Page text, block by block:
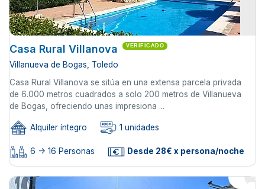
Casa Rural Villanova VERIFICADO
Villanueva de Bogas, Toledo
Casa Rural Villanova se sitúa en una extensa parcela privada
de 6.000 metros cuadrados a solo 200 metros de Villanueva
de Bogas, ofreciendo unas impresiona ...
Alquiler íntegro 1 unidades
6 -> 16 Personas Desde 28€ x persona/noche